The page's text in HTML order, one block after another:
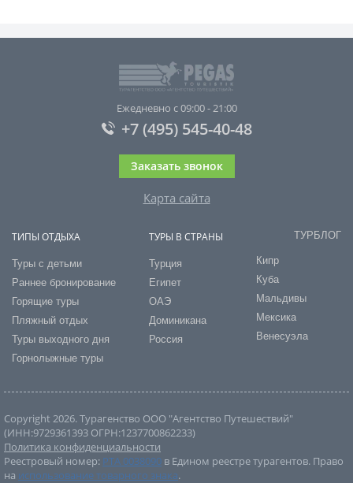
Ежедневно с 09:00 - 21:00
+7 (495) 545-40-48
Заказать звонок
Карта сайта
ТИПЫ ОТДЫХА
Туры с детьми
Раннее бронирование
Горящие туры
Пляжный отдых
Туры выходного дня
Горнолыжные туры
ТУРЫ В СТРАНЫ
Турция
Египет
ОАЭ
Доминикана
Россия
ТУРБЛОГ
Кипр
Куба
Мальдивы
Мексика
Венесуэла
Copyright 2026. Турагенство ООО "Агентство Путешествий"
(ИНН:9729361393 ОГРН:1237700862233)
Политика конфиденциальности
Реестровый номер: РТА 0038090 в Едином реестре турагентов. Право
на использование товарного знака.